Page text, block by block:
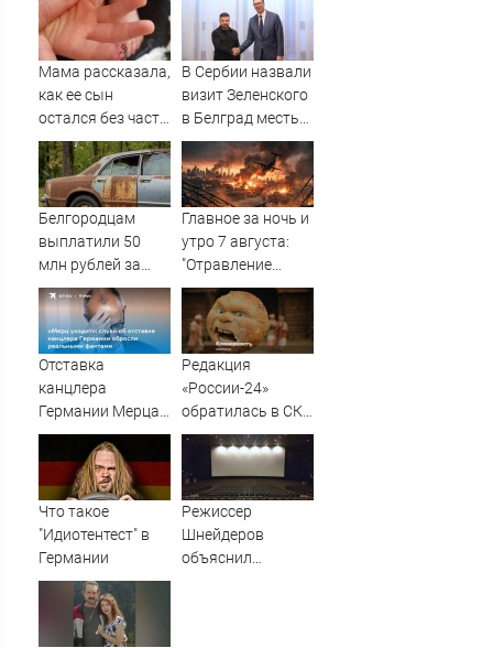
Мама рассказала,
как ее сын
остался без части
пальца в Детском
саду в Западной
Двине
В Сербии назвали
визит Зеленского
в Белград местью
ЕС - Новости на
Вести.ru
Белгородцам
выплатили 50
млн рублей за
повреждённые
ВСУ авто
Главное за ночь и
утро 7 августа:
"Отравление
Днепра и
эпидемия" -
Поражён важный
объект.
Рекордная атака
России, отмена
Отставка
канцлера
Германии Мерца:
последние
новости на 7
августа 2026 и
прогнозы
Редакция
«России-24»
обратилась в СКР
из-за травли
съемочной
группы «Колобка»
Что такое
"Идиотентест" в
Германии
Режиссер
Шнейдеров
объяснил